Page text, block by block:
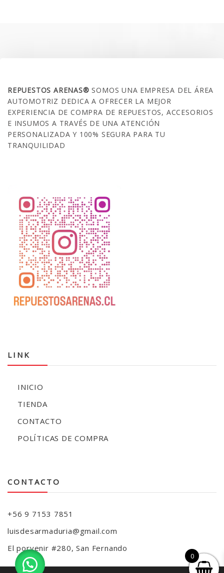
REPUESTOS ARENAS®SOMOS UNA EMPRESA DEL ÁREA
AUTOMOTRIZ DEDICA A OFRECER LA MEJOR
EXPERIENCIA DE COMPRA DE REPUESTOS, ACCESORIOS
E INSUMOS A TRAVÉS DE UNA ATENCIÓN
PERSONALIZADA Y 100% SEGURA PARA TU
TRANQUILIDAD
LINK
INICIO
TIENDA
CONTACTO
POLÍTICAS DE COMPRA
CONTACTO
+56 9 7153 7851
luisdesarmaduria@gmail.com
El porvenir #280, San Fernando
0